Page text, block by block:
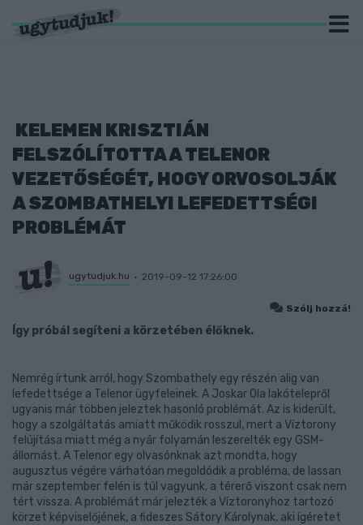
KELEMEN KRISZTIÁN
FELSZÓLÍTOTTA A TELENOR
VEZETŐSÉGÉT, HOGY ORVOSOLJÁK
A SZOMBATHELYI LEFEDETTSÉGI
PROBLÉMÁT
ugytudjuk.hu 2019-09-12 17:26:00
Szólj hozzá!
Így próbál segíteni a körzetében élőknek.
Nemrég írtunk arról, hogy Szombathely egy részén alig van
lefedettsége a Telenor ügyfeleinek. A Joskar Ola lakótelepről
ugyanis már többen jeleztek hasonló problémát. Az is kiderült,
hogy a szolgáltatás amiatt működik rosszul, mert a Víztorony
felújítása miatt még a nyár folyamán leszerelték egy GSM-
állomást. A Telenor egy olvasónknak azt mondta, hogy
augusztus végére várhatóan megoldódik a probléma, de lassan
már szeptember felén is túl vagyunk, a térerő viszont csak nem
tért vissza. A problémát már jelezték a Víztoronyhoz tartozó
körzet képviselőjének, a fideszes Sátory Károlynak, aki ígéretet